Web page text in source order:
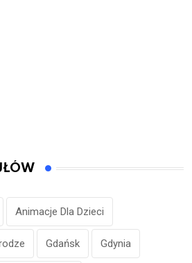
Animacje Dla Dzieci
Gdańsk Gdynia